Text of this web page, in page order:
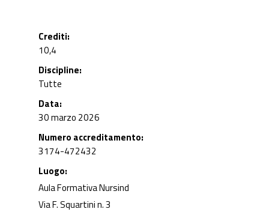
Crediti
10,4
Discipline
Tutte
Data
30 marzo 2026
Numero accreditamento
3174-472432
Luogo
Aula Formativa Nursind
Via F. Squartini n. 3